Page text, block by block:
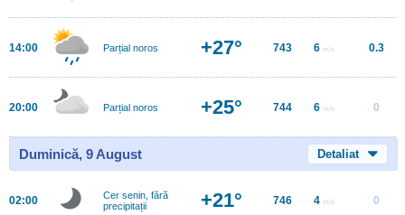
14:00 Parțial noros +27° 743 6 m/s 0.3
20:00 Parțial noros +25° 744 6 m/s 0
Duminică, 9 August Detaliat
02:00
Cer senin, fără
precipitații
+21° 746 4 m/s 0